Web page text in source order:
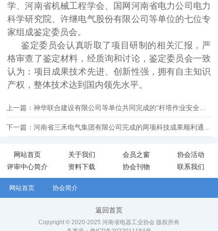
学、河南省机械工程学会、国网河南省电力公司电力
科学研究院、许继电气股份有限公司 等单位的七位专
家组成鉴定委员会。
鉴定委员会认真听取了项目研制的相关汇报，严
格审查了鉴定材料，经质询和讨论，鉴定委员会一致
认为：项目成果技术先进、创新性强，拥有自主知识
产权，整体技术达到国内领先水平。
网站首页 关于我们 会员之窗
协会活动
评审中心简介
资料下载 协会刊物 联系我们
网站首页 协会简介
返回首页
Copyright © 2020-2025 河南省电器工业协会 版权所有